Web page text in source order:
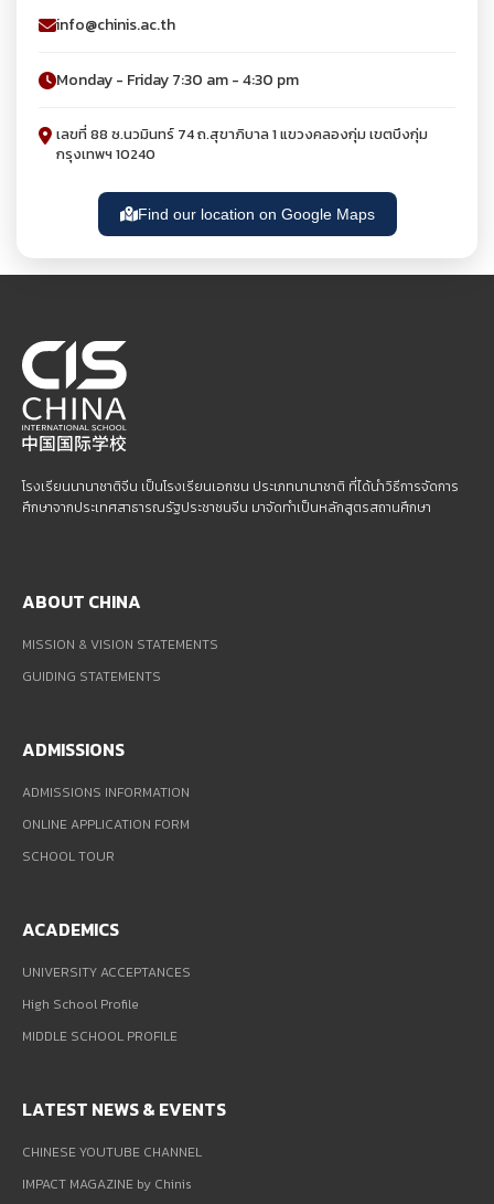
info@chinis.ac.th
Monday - Friday 7:30 am - 4:30 pm
เลขที่ 88 ซ.นวมินทร์ 74 ถ.สุขาภิบาล 1 แขวงคลองกุ่ม เขตบึงกุ่ม
กรุงเทพฯ 10240
Find our location on Google Maps
โรงเรียนนานาชาติจีน เป็นโรงเรียนเอกชน ประเภทนานาชาติ ที่ได้นำวิธีการจัดการ
ศึกษาจากประเทศสาธารณรัฐประชาชนจีน มาจัดทำเป็นหลักสูตรสถานศึกษา
ABOUT CHINA
MISSION & VISION STATEMENTS
GUIDING STATEMENTS
ADMISSIONS
ADMISSIONS INFORMATION
ONLINE APPLICATION FORM
SCHOOL TOUR
ACADEMICS
UNIVERSITY ACCEPTANCES
High School Profile
MIDDLE SCHOOL PROFILE
LATEST NEWS & EVENTS
CHINESE YOUTUBE CHANNEL
IMPACT MAGAZINE by Chinis